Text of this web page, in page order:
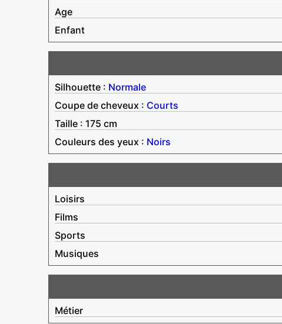
Age
Enfant
Silhouette : Normale
Coupe de cheveux : Courts
Taille : 175 cm
Couleurs des yeux : Noirs
Loisirs
Films
Sports
Musiques
Métier